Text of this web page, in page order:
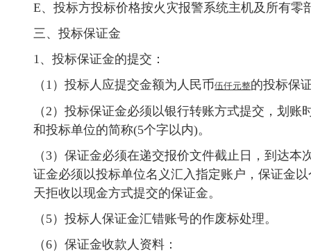
E、投标方投标价格按火灾报警系统主机及所有零
三、投标保证金
1、投标保证金的提交：
（1）投标人应提交金额为人民币伍仟元整的投标保
（2）投标保证金必须以银行转账方式提交，划
和投标单位的简称(5个字以内)。
（3）保证金必须在递交报价文件截止日，到达本
证金必须以投标单位名义汇入指定账户，保证金
天拒收以现金方式提交的保证金。
（5）投标人保证金汇错账号的作废标处理。
（6）保证金收款人资料：